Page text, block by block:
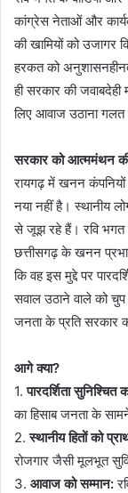
कांग्रेस नेताओं और
की खामियों को उजागर
हरकत को
ही सरकार की
लिए आवाज उठाना गलत
सरकार को आत्ममंथन
रायगढ़ में खनन कंपनियों
नया नहीं है। स्थानीय
से जूझ रहे हैं। रवि भगत
छत्तीसगढ़ के खनन
कि वह इस मुद्दे पर
सवाल उठाने वाले को
जनता के प्रति सरकार
आगे क्या?
1.पारदर्शिता सुनिश्चित
का हिसाब जनता के
2.स्थानीय हितों को
रोजगार जैसी मूलभूत
3. आवाज को सम्मान: